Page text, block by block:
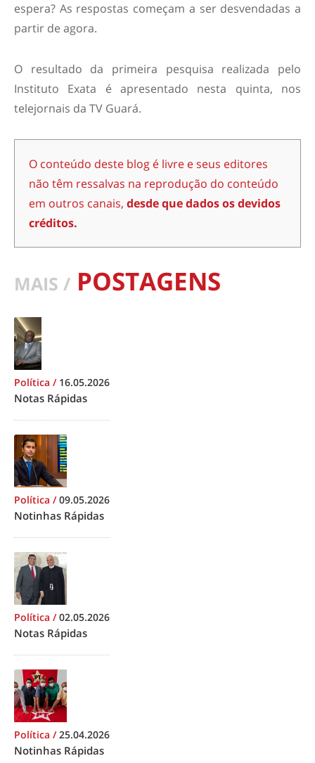
espera? As respostas começam a ser desvendadas a
partir de agora.
O resultado da primeira pesquisa realizada pelo
Instituto Exata é apresentado nesta quinta, nos
telejornais da TV Guará.
O conteúdo deste blog é livre e seus editores
não têm ressalvas na reprodução do conteúdo
em outros canais, desde que dados os devidos
créditos.
MAIS / POSTAGENS
Política / 16.05.2026
Notas Rápidas
Política /09.05.2026
Notinhas Rápidas
Política /02.05.2026
Notas Rápidas
Política /25.04.2026
Notinhas Rápidas